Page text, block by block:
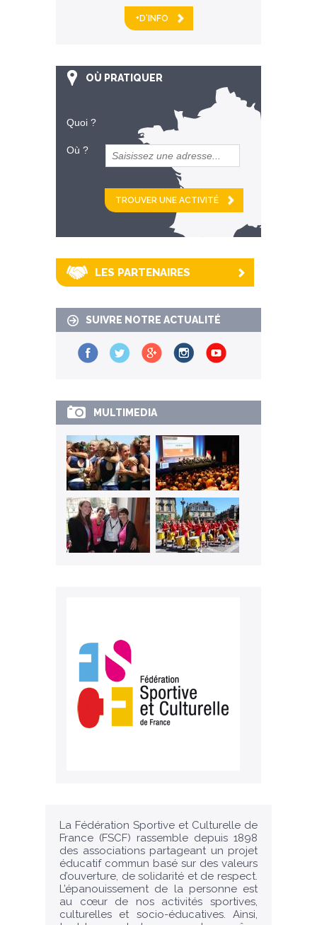
+D'INFO
OÙ PRATIQUER
Quoi ?
Où ?
et
km alentour
LES PARTENAIRES
SUIVRE NOTRE ACTUALITÉ
MULTIMEDIA
La Fédération Sportive et Culturelle de
France (FSCF) rassemble depuis 1898
des associations partageant un projet
éducatif commun basé sur des valeurs
d’ouverture, de solidarité et de respect.
L’épanouissement de la personne est
au cœur de nos activités sportives,
culturelles et socio-éducatives. Ainsi,